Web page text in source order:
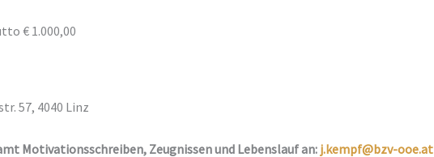
€ 1.000,00
57, 4040 Linz
Motivationsschreiben, Zeugnissen und Lebenslauf an: j.kempf@bzv-ooe.at